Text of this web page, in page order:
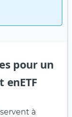
pour un
à